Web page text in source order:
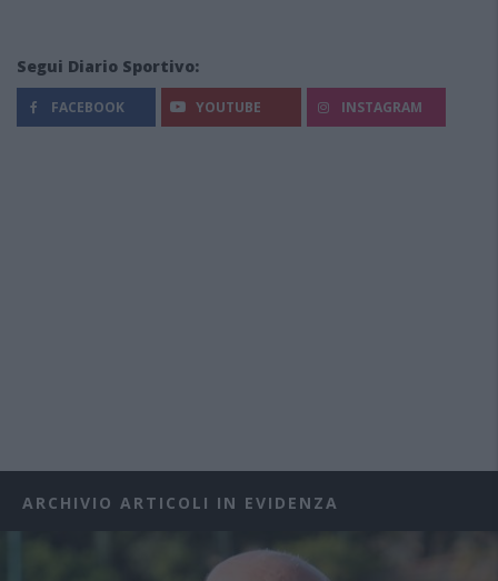
Segui Diario Sportivo:
FACEBOOK YOUTUBE INSTAGRAM
ARCHIVIO ARTICOLI IN EVIDENZA